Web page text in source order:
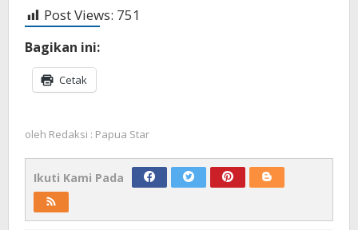
Post Views: 751
Bagikan ini:
Cetak
oleh Redaksi : Papua Star
Ikuti Kami Pada